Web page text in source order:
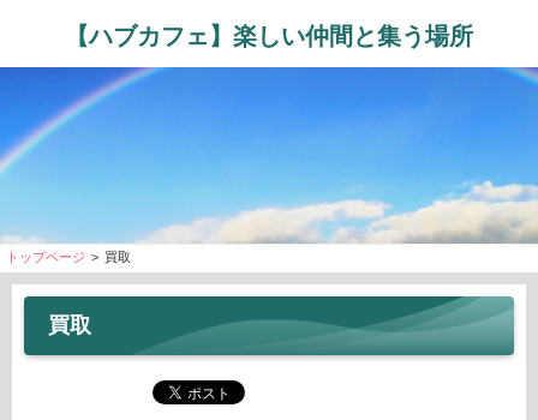
【ハブカフェ】楽しい仲間と集う場所
トップページ > 買取
買取